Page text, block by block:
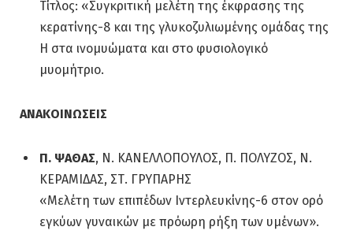
Τίτλος: «Συγκριτική μελέτη της έκφρασης της
κερατίνης-8 και της γλυκοζυλιωμένης ομάδας της
H στα ινομυώματα και στο φυσιολογικό
μυομήτριο.
ΑΝΑΚΟΙΝΩΣΕΙΣ
Π. ΨΑΘΑΣ, Ν. ΚΑΝΕΛΛΟΠΟΥΛΟΣ, Π. ΠΟΛΥΖΟΣ, Ν.
ΚΕΡΑΜΙΔΑΣ, ΣΤ. ΓΡΥΠΑΡΗΣ
«Μελέτη των επιπέδων Ιντερλευκίνης-6 στον ορό
εγκύων γυναικών με πρόωρη ρήξη των υμένων».